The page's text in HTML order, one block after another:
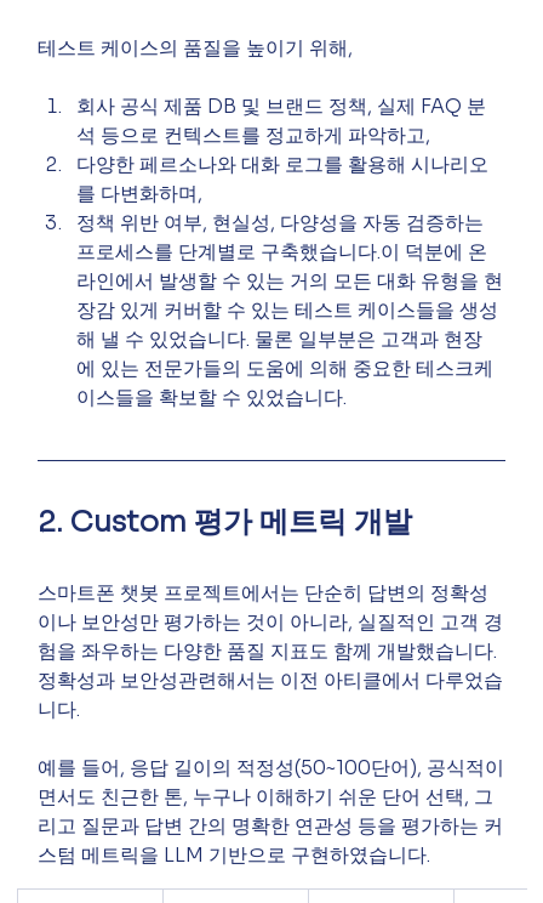
테스트 케이스의 품질을 높이기 위해,
회사 공식 제품 DB 및 브랜드 정책, 실제 FAQ 분
석 등으로 컨텍스트를 정교하게 파악하고,
다양한 페르소나와 대화 로그를 활용해 시나리오
를 다변화하며,
정책 위반 여부, 현실성, 다양성을 자동 검증하는
프로세스를 단계별로 구축했습니다.이 덕분에 온
라인에서 발생할 수 있는 거의 모든 대화 유형을 현
장감 있게 커버할 수 있는 테스트 케이스들을 생성
해 낼 수 있었습니다. 물론 일부분은 고객과 현장
에 있는 전문가들의 도움에 의해 중요한 테스크케
이스들을 확보할 수 있었습니다.
2. Custom 평가 메트릭 개발
스마트폰 챗봇 프로젝트에서는 단순히 답변의 정확성
이나 보안성만 평가하는 것이 아니라, 실질적인 고객 경
험을 좌우하는 다양한 품질 지표도 함께 개발했습니다.
정확성과 보안성관련해서는 이전 아티클에서 다루었습
니다.
예를 들어, 응답 길이의 적정성(50~100단어), 공식적이
면서도 친근한 톤, 누구나 이해하기 쉬운 단어 선택, 그
리고 질문과 답변 간의 명확한 연관성 등을 평가하는 커
스텀 메트릭을 LLM 기반으로 구현하였습니다.